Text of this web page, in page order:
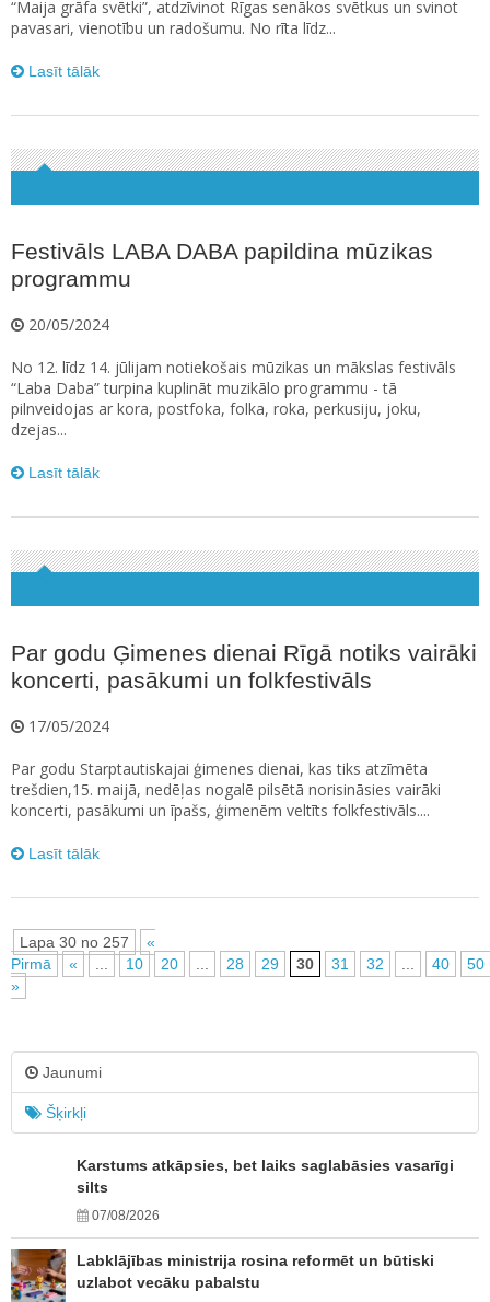
“Maija grāfa svētki”, atdzīvinot Rīgas senākos svētkus un svinot
pavasari, vienotību un radošumu. No rīta līdz...
Lasīt tālāk
Festivāls LABA DABA papildina mūzikas
programmu
20/05/2024
No 12. līdz 14. jūlijam notiekošais mūzikas un mākslas festivāls
“Laba Daba” turpina kuplināt muzikālo programmu - tā
pilnveidojas ar kora, postfoka, folka, roka, perkusiju, joku,
dzejas...
Lasīt tālāk
Par godu Ģimenes dienai Rīgā notiks vairāki
koncerti, pasākumi un folkfestivāls
17/05/2024
Par godu Starptautiskajai ģimenes dienai, kas tiks atzīmēta
trešdien,15. maijā, nedēļas nogalē pilsētā norisināsies vairāki
koncerti, pasākumi un īpašs, ģimenēm veltīts folkfestivāls....
Lasīt tālāk
Lapa 30 no 257
«
Pirmā
« 10 20 28 29 30 31 32 40
50
»
Jaunumi
Šķirkļi
Karstums atkāpsies, bet laiks saglabāsies vasarīgi
silts
07/08/2026
Labklājības ministrija rosina reformēt un būtiski
uzlabot vecāku pabalstu